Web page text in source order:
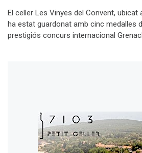
El celler Les Vinyes del Convent, ubicat
ha estat guardonat amb cinc medalles
prestigiós concurs internacional